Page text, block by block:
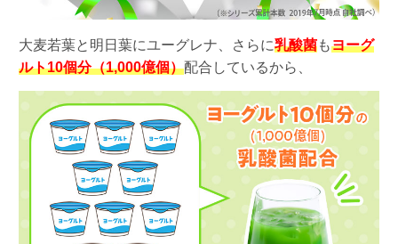
大麦若葉と明日葉にユーグレナ、さらに乳酸菌もヨーグ
ルト10個分（1,000億個）配合しているから、